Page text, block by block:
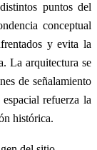
puntos del
conceptual
y evita la
La arquitectura se
de señalamiento
refuerza la
histórica.